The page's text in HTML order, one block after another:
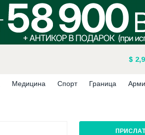
Медицина Спорт Граница